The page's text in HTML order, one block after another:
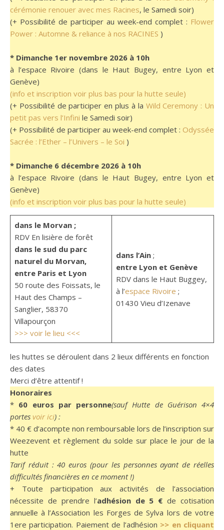
cérémonie renouer avec mes Racines, le Samedi soir)
(+ Possibilité de participer au week-end complet : Flower
Power : Automne & reliance à nos RACINES )
* Dimanche 1er novembre 2026 à 10h
à l’espace Rivoire (dans le Haut Bugey, entre Lyon et
Genève)
(info et inscription voir plus bas pour la hutte seule)
(+ Possibilité de participer en plus à la Wild Ceremony : Un
petit pas vers l’Infini le Samedi soir)
(+ Possibilité de participer au week-end complet : Odyssée
Sacrée : l’Ether – l’Univers – le Soi )
* Dimanche 6 décembre 2026 à 10h
à l’espace Rivoire (dans le Haut Bugey, entre Lyon et
Genève)
(info et inscription voir plus bas pour la hutte seule)
dans le Morvan ;
RDV En lisière de forêt
dans le sud du parc
naturel du Morvan,
entre Paris et Lyon
50 route des Foissats, le
Haut des Champs –
Sanglier, 58370
Villapourçon
>>> voir le lieu <<<
dans l’Ain ;
entre Lyon et Genève
RDV dans le Haut Buggey,
à l’espace Rivoire ;
01430 Vieu d’Izenave
les huttes se déroulent dans 2 lieux différents en fonction
des dates
Merci d’être attentif !
Honoraires
* 60 euros par personne(sauf Hutte de Guérison 4×4
portes voir ici) :
* 40 € d’acompte non remboursable lors de l’inscription sur
Weezevent et règlement du solde sur place le jour de la
hutte
Tarif réduit : 40 euros (pour les personnes ayant de réelles
difficultés financières en ce moment !)
+ Toute participation aux activités de l’association
nécessite de prendre l’adhésion de 5 €de cotisation
annuelle à l’Association les Forges de Sylva lors de votre
1ere participation. Paiement de l’adhésion >> en cliquant